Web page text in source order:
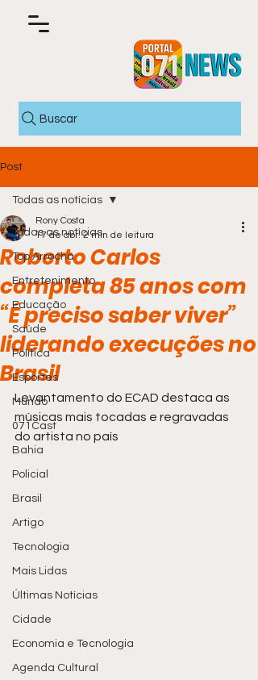
Buscar
Post
Todas as notícias
Top Arrocha
Entretenimento
Educação
Saúde
Política
Esportes
Mundo
071Cast
Bahia
Policial
Brasil
Artigo
Tecnologia
Mais Lidas
Últimas Notícias
Cidade
Economia e Tecnologia
Agenda Cultural
Todas as notícias
Roberto Carlos
completa 85 anos com
“É preciso saber viver”
liderando execuções no
Brasil
Rony Costa
17 de abr. 2 min de leitura
Levantamento do ECAD destaca as
músicas mais tocadas e regravadas
do artista no país